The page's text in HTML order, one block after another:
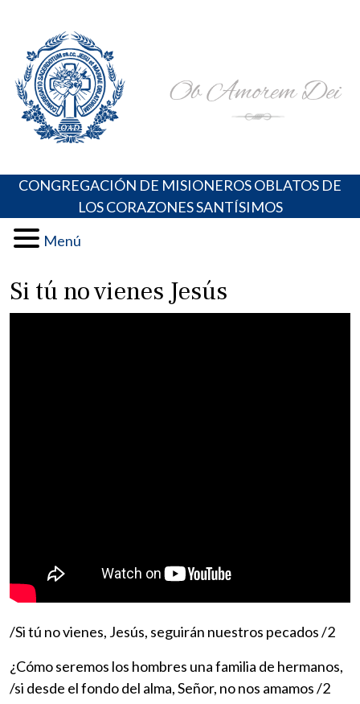
content
Portal de los Padres Oblatos. Advocaciones Marianas,
Oraciones, Música religiosa y más
CONGREGACIÓN DE MISIONEROS OBLATOS DE
LOS CORAZONES SANTÍSIMOS
Menú
Si tú no vienes Jesús
/Si tú no vienes, Jesús, seguirán nuestros pecados /2
¿Cómo seremos los hombres una familia de hermanos,
/si desde el fondo del alma, Señor, no nos amamos /2